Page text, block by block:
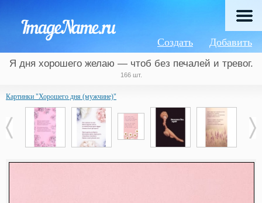
Добавить
Создать
Я дня хорошего желаю — чтоб без печалей и тревог.
166 шт.
Картинки "Хорошего дня (мужчине)"